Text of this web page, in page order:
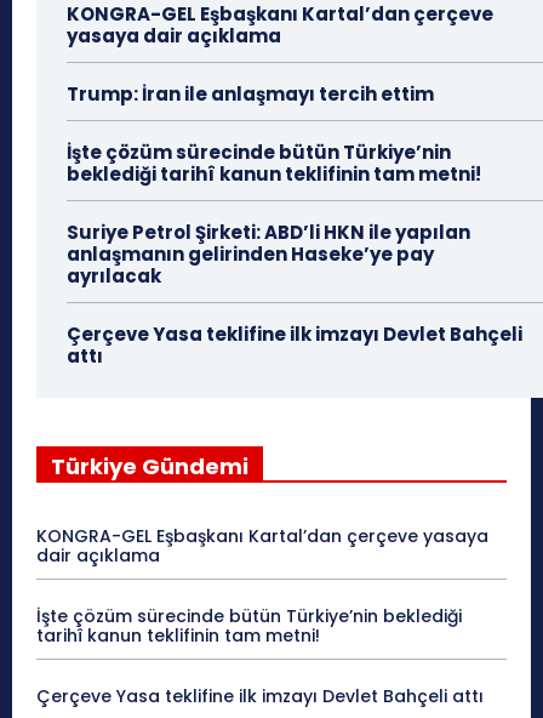
KONGRA-GEL Eşbaşkanı Kartal’dan çerçeve
yasaya dair açıklama
Trump: İran ile anlaşmayı tercih ettim
İşte çözüm sürecinde bütün Türkiye’nin
beklediği tarihî kanun teklifinin tam metni!
Suriye Petrol Şirketi: ABD’li HKN ile yapılan
anlaşmanın gelirinden Haseke’ye pay
ayrılacak
Çerçeve Yasa teklifine ilk imzayı Devlet Bahçeli
attı
Türkiye Gündemi
KONGRA-GEL Eşbaşkanı Kartal’dan çerçeve yasaya
dair açıklama
İşte çözüm sürecinde bütün Türkiye’nin beklediği
tarihî kanun teklifinin tam metni!
Çerçeve Yasa teklifine ilk imzayı Devlet Bahçeli attı